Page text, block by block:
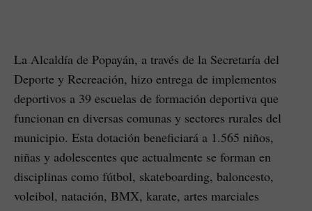
La Alcaldía de Popayán, a través de la Secretaría del
Deporte y Recreación, hizo entrega de implementos
deportivos a 39 escuelas de formación deportiva que
funcionan en diversas comunas y sectores rurales del
municipio. Esta dotación beneficiará a 1.565 niños,
niñas y adolescentes que actualmente se forman en
disciplinas como fútbol, skateboarding, baloncesto,
voleibol, natación, BMX, karate, artes marciales